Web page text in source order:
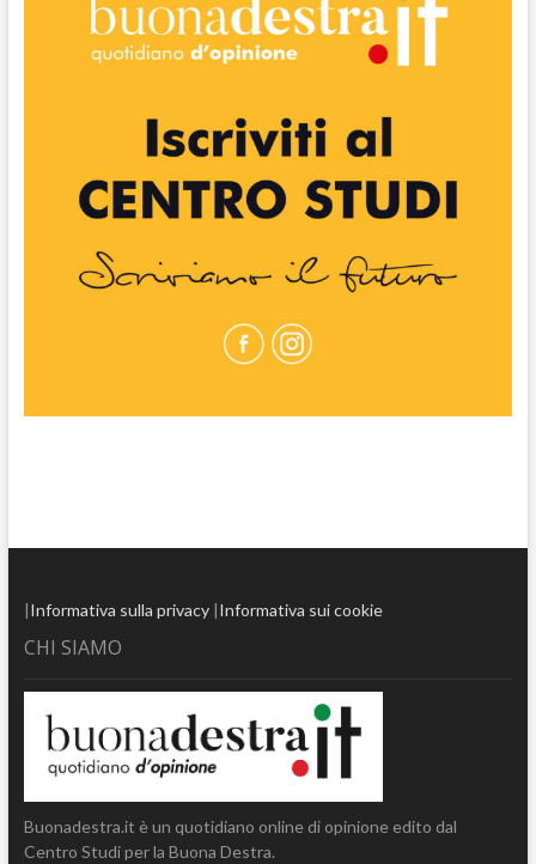
|Informativa sulla privacy|Informativa sui cookie
CHI SIAMO
Buonadestra.it è un quotidiano online di opinione edito dal
Centro Studi per la Buona Destra.